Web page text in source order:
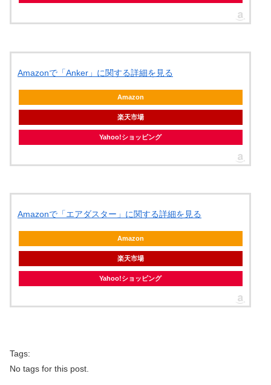
Amazonで「Anker」に関する詳細を見る
Amazon
楽天市場
Yahoo!ショッピング
Amazonで「エアダスター」に関する詳細を見る
Amazon
楽天市場
Yahoo!ショッピング
Tags:
No tags for this post.